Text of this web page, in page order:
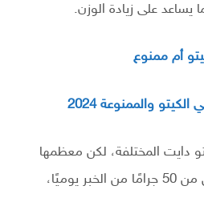
على زيادة الوزن.
أم ممنوع
والممنوعة 2024
دايت المختلفة، لكن معظمها
يعتمد على تناول طعام أقل من 50 جرامًا من الخبر يوميًا،